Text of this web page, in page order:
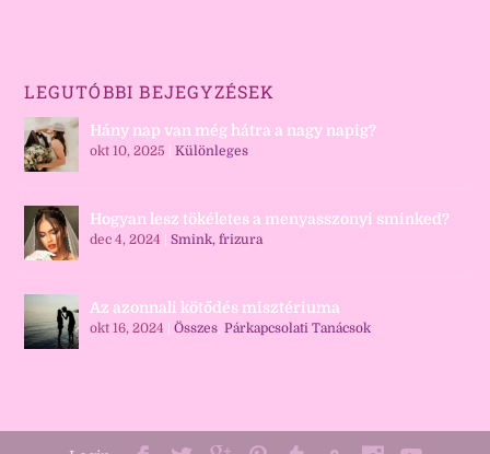
LEGUTÓBBI BEJEGYZÉSEK
Hány nap van még hátra a nagy napig?
okt 10, 2025 |Különleges
Hogyan lesz tökéletes a menyasszonyi sminked?
dec 4, 2024 |Smink, frizura
Az azonnali kötődés misztériuma
okt 16, 2024 |Összes,Párkapcsolati Tanácsok